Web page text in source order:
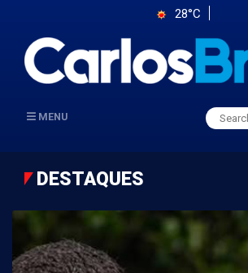
28°C
MENU
Search
for:
DESTAQUES